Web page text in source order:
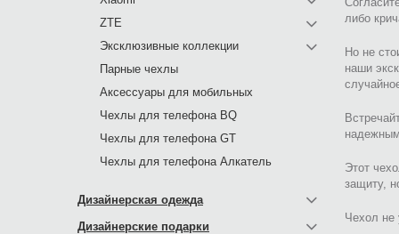
либо
Но не
наши
Этот
защиту,
Чехол не
ZTE
Эксклюзивные коллекции
Парные чехлы
Аксессуары для мобильных
Чехлы для телефона BQ
Чехлы для телефона GT
Чехлы для телефона Алкатель
Дизайнерская одежда
Дизайнерские подарки